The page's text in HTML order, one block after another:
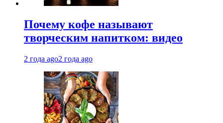
Почему кофе называют
творческим напитком: видео
2 года ago2 года ago